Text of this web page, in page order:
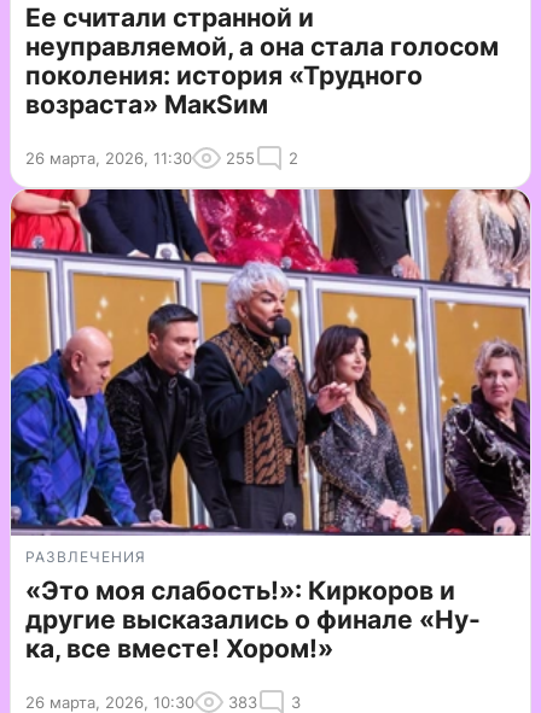
Ее считали странной и
неуправляемой, а она стала голосом
поколения: история «Трудного
возраста» МакSим
26 марта, 2026, 11:30 255 2
РАЗВЛЕЧЕНИЯ
«Это моя слабость!»: Киркоров и
другие высказались о финале «Ну-
ка, все вместе! Хором!»
26 марта, 2026, 10:30 383 3